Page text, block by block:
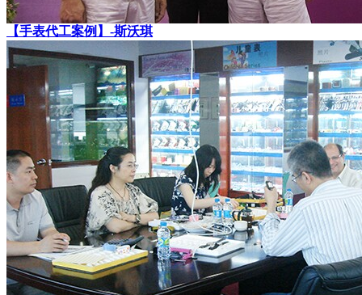
【手表代工案例】-斯沃琪